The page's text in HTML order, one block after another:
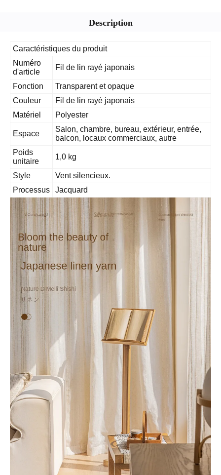
Description
Caractéristiques du produit
Numéro
d'article
Fil de lin rayé japonais
Fonction
Transparent et opaque
Couleur
Fil de lin rayé japonais
Matériel
Polyester
Espace
Salon, chambre, bureau, extérieur, entrée,
balcon, locaux commerciaux, autre
Poids
unitaire
1,0 kg
Style
Vent silencieux.
Processus
Jacquard